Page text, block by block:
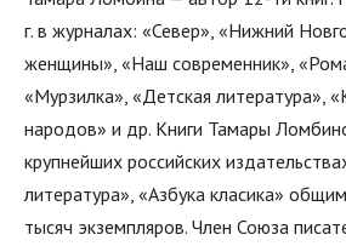
г. в журналах: «Север», «Нижний
женщины», «Наш современник»,
«Мурзилка», «Детская литература»,
народов» и др. Книги Тамары
крупнейших российских
литература», «Азбука класика»
тысяч экземпляров. Член Союза